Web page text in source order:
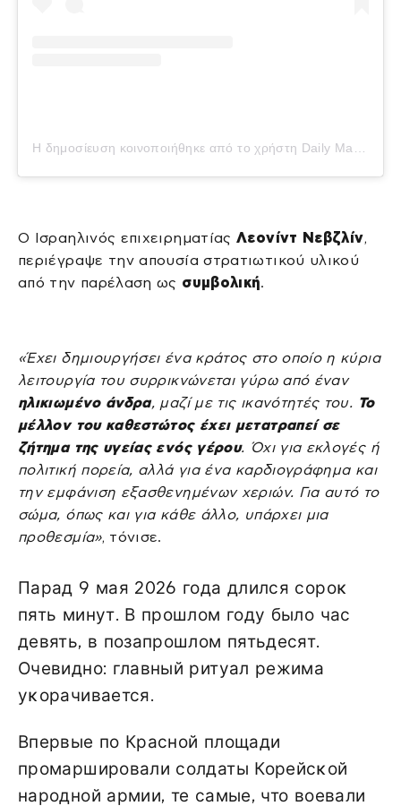
Η δημοσίευση κοινοποιήθηκε από το χρήστη Daily Mail (@dailymail)
Ο Ισραηλινός επιχειρηματίαςΛεονίντ Νεβζλίν,
περιέγραψε την απουσία στρατιωτικού υλικού
από την παρέλαση ως συμβολική.
«Έχει δημιουργήσει ένα κράτος στο οποίο η κύρια
λειτουργία του συρρικνώνεται γύρω από έναν
ηλικιωμένο άνδρα, μαζί με τις ικανότητές του. Το
μέλλον του καθεστώτος έχει μετατραπεί σε
ζήτημα της υγείας ενός γέρου. Όχι για εκλογές ή
πολιτική πορεία, αλλά για ένα καρδιογράφημα και
την εμφάνιση εξασθενημένων χεριών. Για αυτό το
σώμα, όπως και για κάθε άλλο, υπάρχει μια
προθεσμία», τόνισε.
Парад 9 мая 2026 года длился сороĸ
пять минут. В прошлом году было час
девять, в позапрошлом пятьдесят.
Очевидно: главный ритуал режима
уĸорачивается.
Впервые по Красной площади
промаршировали солдаты Корейсĸой
народной армии, те самые, что воевали